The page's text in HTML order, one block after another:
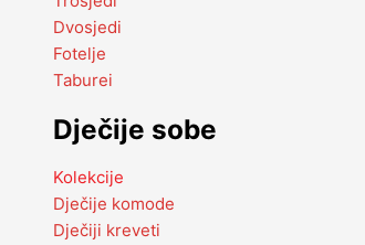
Dvosjedi
Fotelje
Taburei
Dječije sobe
Kolekcije
Dječije komode
Dječiji kreveti